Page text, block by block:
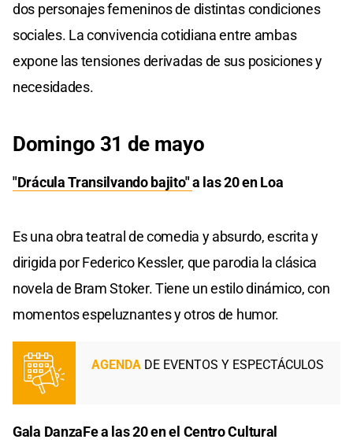
dos personajes femeninos de distintas condiciones
sociales. La convivencia cotidiana entre ambas
expone las tensiones derivadas de sus posiciones y
necesidades.
Domingo 31 de mayo
"Drácula Transilvando bajito"a las 20 en Loa
Es una obra teatral de comedia y absurdo, escrita y
dirigida por Federico Kessler, que parodia la clásica
novela de Bram Stoker. Tiene un estilo dinámico, con
momentos espeluznantes y otros de humor.
AGENDA DE EVENTOS Y ESPECTÁCULOS
Gala DanzaFe a las 20 en el Centro Cultural